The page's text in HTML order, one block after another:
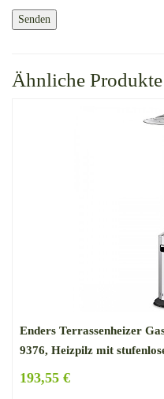
Ähnliche Produkte
Enders Terrassenheizer
9376, Heizpilz mit
193,55 €